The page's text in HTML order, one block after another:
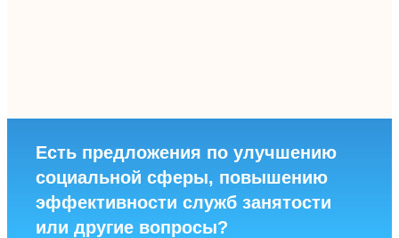
Есть предложения по улучшению
социальной сферы, повышению
эффективности служб занятости
или другие вопросы?